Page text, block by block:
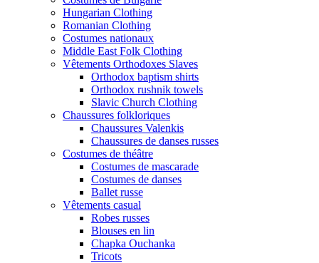
Hungarian Clothing
Romanian Clothing
Costumes nationaux
Middle East Folk Clothing
Vêtements Orthodoxes Slaves
Orthodox baptism shirts
Orthodox rushnik towels
Slavic Church Clothing
Chaussures folkloriques
Chaussures Valenkis
Chaussures de danses russes
Costumes de théâtre
Costumes de mascarade
Costumes de danses
Ballet russe
Vêtements casual
Robes russes
Blouses en lin
Chapka Ouchanka
Tricots